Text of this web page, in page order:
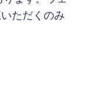
ただくのみ